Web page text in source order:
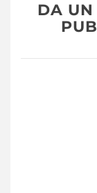
DA UN